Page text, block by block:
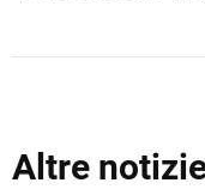
Altre